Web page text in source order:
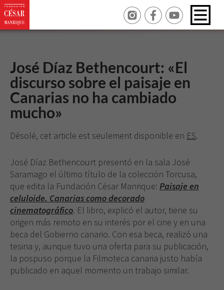
José Díaz Bethencourt: «El
discurso sobre el paisaje en
Canarias no ha cambiado
mucho»
Désolé, cet article est seulement disponible en ES.
José Díaz Bethencourt presentó en la sala José
Saramago el último título de la colección Torcusa,
que edita la Fundación César Manrique: Paisaje en
celuloide. Canarias como decorado
cinematográfico. El libro, explicó el autor, tiene su
origen más remoto en su interés por el cine y en una
beca del Gobierno canario. Con esa beca, realizó una
tesina y, aunque tuvo una oferta para su publicación,
la pospuso porque la Filmoteca canaria justo había
publicado en aquel momento un trabajo similar.